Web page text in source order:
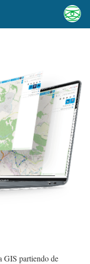
GIS partiendo de